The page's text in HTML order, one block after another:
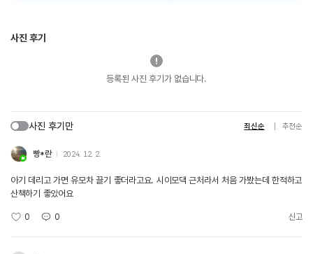
사진 후기
등록된 사진 후기가 없습니다.
사진 후기만 최신순 추천순
빵*란 2024. 12. 2.
아기 데리고 가면 유모차 끌기 좋더라고요. 시이모댁 근처라서 처음 가봤는데 한적하고
산책하기 좋았어요
0 0 신고